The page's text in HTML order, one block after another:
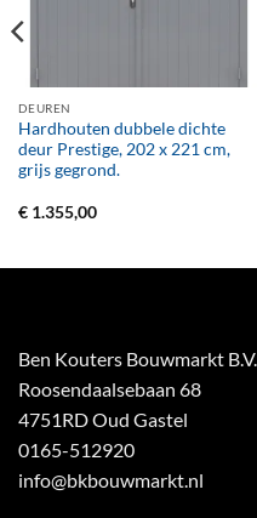
DEUREN
Hardhouten dubbele dichte
deur Prestige, 202 x 221 cm,
grijs gegrond.
€1.355,00
Ben Kouters Bouwmarkt B.V.
Roosendaalsebaan 68
4751RD Oud Gastel
0165-512920
info@bkbouwmarkt.nl